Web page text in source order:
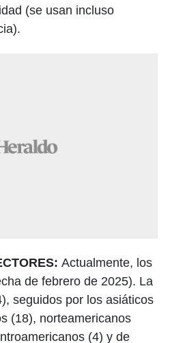
(se usan incluso
Actualmente, los
de febrero de 2025). La
seguidos por los asiáticos
(18), norteamericanos
(4) y de